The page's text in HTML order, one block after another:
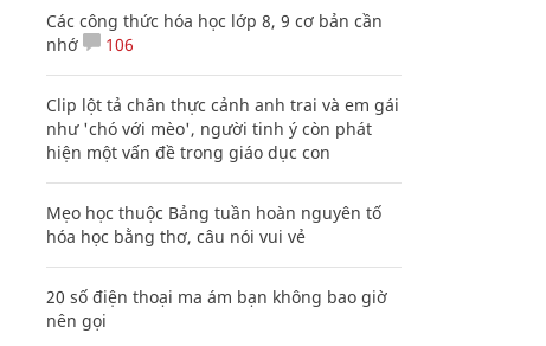
Các công thức hóa học lớp 8, 9 cơ bản cần
nhớ
106
Clip lột tả chân thực cảnh anh trai và em gái
như 'chó với mèo', người tinh ý còn phát
hiện một vấn đề trong giáo dục con
Mẹo học thuộc Bảng tuần hoàn nguyên tố
hóa học bằng thơ, câu nói vui vẻ
20 số điện thoại ma ám bạn không bao giờ
nên gọi